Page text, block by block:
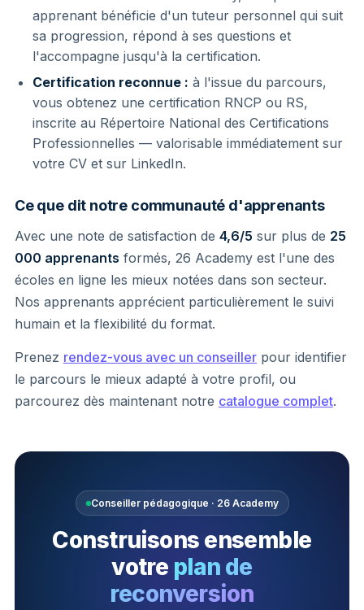
apprenant bénéficie d'un tuteur personnel qui suit
sa progression, répond à ses questions et
l'accompagne jusqu'à la certification.
Certification reconnue : à l'issue du parcours,
vous obtenez une certification RNCP ou RS,
inscrite au Répertoire National des Certifications
Professionnelles — valorisable immédiatement sur
votre CV et sur LinkedIn.
Ce que dit notre communauté d'apprenants
Avec une note de satisfaction de 4,6/5 sur plus de 25
000 apprenants formés, 26 Academy est l'une des
écoles en ligne les mieux notées dans son secteur.
Nos apprenants apprécient particulièrement le suivi
humain et la flexibilité du format.
Prenez rendez-vous avec un conseiller pour identifier
le parcours le mieux adapté à votre profil, ou
parcourez dès maintenant notre catalogue complet.
Conseiller pédagogique · 26 Academy
Construisons ensemble
votre plan de
reconversion